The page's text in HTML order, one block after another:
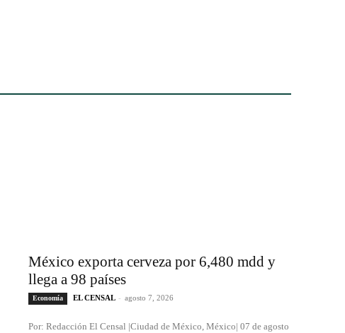
México exporta cerveza por 6,480 mdd y
llega a 98 países
Economía EL CENSAL - agosto 7, 2026
Por: Redacción El Censal |Ciudad de México, México| 07 de agosto